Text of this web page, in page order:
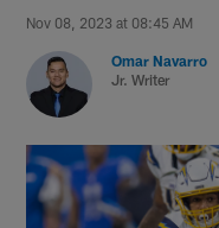
Nov 08, 2023 at 08:45 AM
Omar Navarro
Jr. Writer